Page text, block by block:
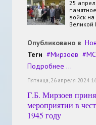
25
войск
Великой
Опубликовано в
Теги
Мирзоев
Подробнее ...
Пятница, 26 апреля 2024
Г.Б. Мирзоев
мероприятии в
1945 году